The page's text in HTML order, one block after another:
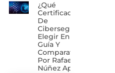
¿Qué
Certificación
De
Ciberseguridad
Elegir En 2026?
Guía Y
Comparativa
Por Rafael
Núñez Aponte